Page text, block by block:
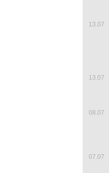
13.07
13.07
08.07
07.07